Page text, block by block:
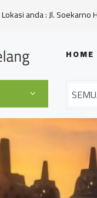
Lokasi anda : Jl. Soekarno
HOME